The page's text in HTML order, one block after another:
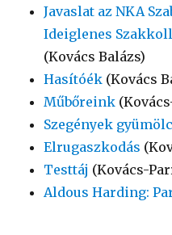
Javaslat az NKA
Ideiglenes
(Kovács Balázs)
Hasítóék (Kovács
Műbőreink
Szegények
Elrugaszkodás
Testtáj (Kovács-
Aldous Harding: